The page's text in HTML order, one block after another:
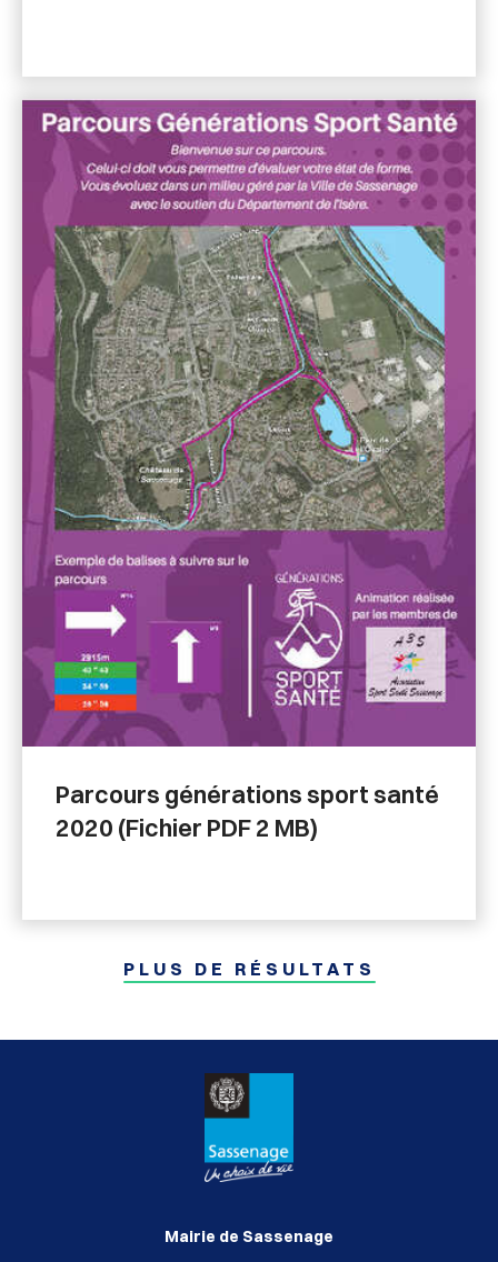
Parcours générations sport santé
2020 (Fichier PDF 2 MB)
PLUS DE RÉSULTATS
Mairie de Sassenage